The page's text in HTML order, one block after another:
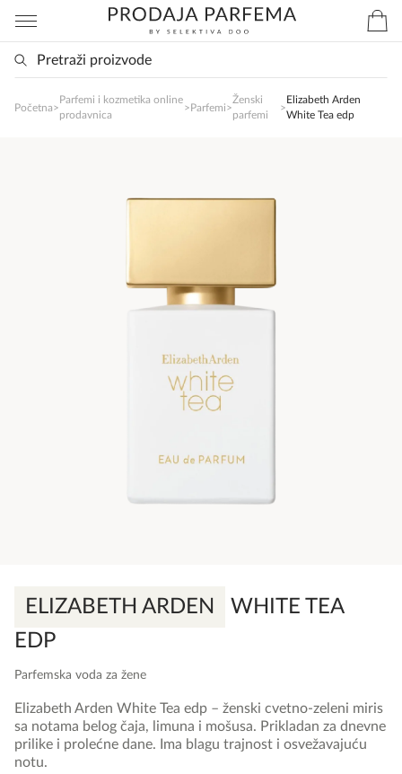
Početna>
Parfemi i kozmetika online
prodavnica
>Parfemi>
Ženski
parfemi
>
Elizabeth Arden
White Tea edp
ELIZABETH ARDEN
WHITE TEA
EDP
Parfemska voda za žene
Elizabeth Arden White Tea edp – ženski cvetno-zeleni miris
sa notama belog čaja, limuna i mošusa. Prikladan za dnevne
prilike i prolećne dane. Ima blagu trajnost i osvežavajuću
notu.
SlađanAi Asistent
poručite svoj omiljeni parfem danas ali i za